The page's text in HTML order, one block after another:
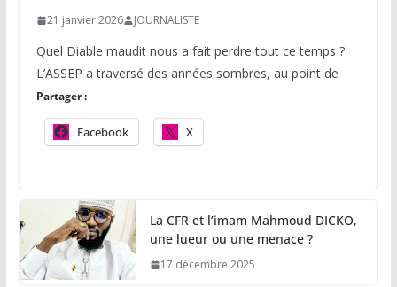
21 janvier 2026 JOURNALISTE
Quel Diable maudit nous a fait perdre tout ce temps ?
L’ASSEP a traversé des années sombres, au point de
Partager :
Facebook X
La CFR et l’imam Mahmoud DICKO,
une lueur ou une menace ?
17 décembre 2025